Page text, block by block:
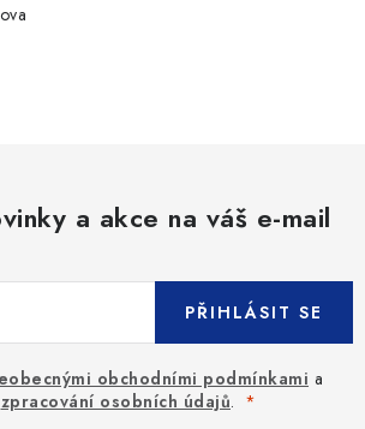
a akce na váš e-mail
obchodními podmínkami a
zpracování osobních údajů.
PŘIHLÁSIT SE